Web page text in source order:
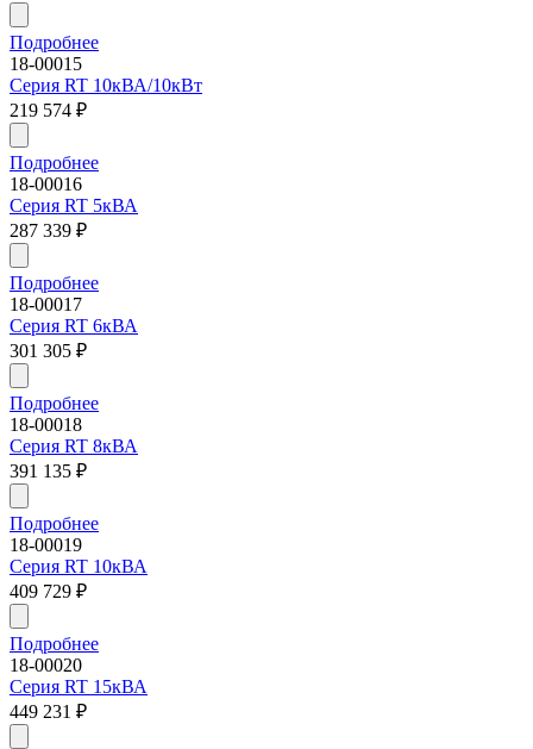
Подробнее
18-00015
Серия RT 10кВА/10кВт
219 574 ₽
Подробнее
18-00016
Серия RT 5кВА
287 339 ₽
Подробнее
18-00017
Серия RT 6кВА
301 305 ₽
Подробнее
18-00018
Серия RT 8кВА
391 135 ₽
Подробнее
18-00019
Серия RT 10кВА
409 729 ₽
Подробнее
18-00020
Серия RT 15кВА
449 231 ₽